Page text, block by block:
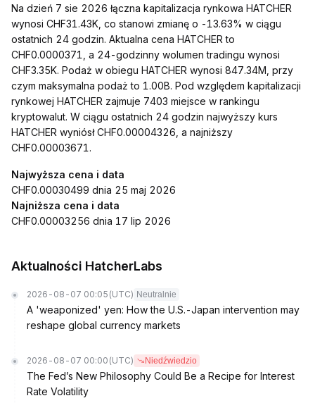
Na dzień 7 sie 2026 łączna kapitalizacja rynkowa HATCHER
wynosi CHF31.43K, co stanowi zmianę o -13.63% w ciągu
ostatnich 24 godzin. Aktualna cena HATCHER to
CHF0.0000371, a 24-godzinny wolumen tradingu wynosi
CHF3.35K. Podaż w obiegu HATCHER wynosi 847.34M, przy
czym maksymalna podaż to 1.00B. Pod względem kapitalizacji
rynkowej HATCHER zajmuje 7403 miejsce w rankingu
kryptowalut. W ciągu ostatnich 24 godzin najwyższy kurs
HATCHER wyniósł CHF0.00004326, a najniższy
CHF0.00003671.
Najwyższa cena i data
CHF0.00030499 dnia 25 maj 2026
Najniższa cena i data
CHF0.00003256 dnia 17 lip 2026
Aktualności HatcherLabs
2026-08-07 00:05 (UTC) Neutralnie
A 'weaponized' yen: How the U.S.-Japan intervention may
reshape global currency markets
2026-08-07 00:00 (UTC) Niedźwiedzio
The Fed’s New Philosophy Could Be a Recipe for Interest
Rate Volatility